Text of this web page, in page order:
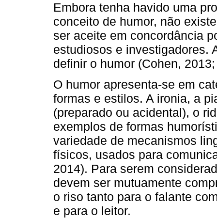
Embora tenha havido uma
conceito de humor, não
ser aceite em concordância
estudiosos e investigadores.
definir o humor (Cohen,
O humor apresenta-se em
formas e estilos. A ironia, a
(preparado ou acidental), o
exemplos de formas
variedade de mecanismos
físicos, usados para
2014). Para serem
devem ser mutuamente
o riso tanto para o falante
e para o leitor.